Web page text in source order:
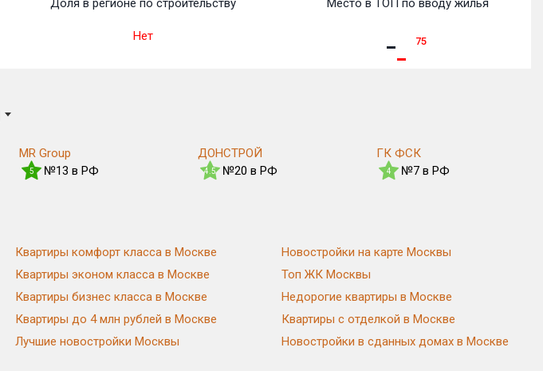
Доля в регионе по строительству
Нет
Место в ТОП по вводу жилья
75
MR Group
5 №13 в РФ
ДОНСТРОЙ
4.5 №20 в РФ
ГК ФСК
4 №7 в РФ
Квартиры комфорт класса в Москве
Квартиры эконом класса в Москве
Квартиры бизнес класса в Москве
Квартиры до 4 млн рублей в Москве
Лучшие новостройки Москвы
Новостройки на карте Москвы
Топ ЖК Москвы
Недорогие квартиры в Москве
Квартиры с отделкой в Москве
Новостройки в сданных домах в Москве